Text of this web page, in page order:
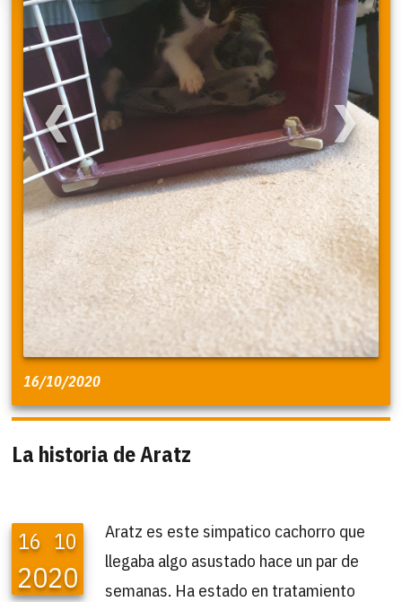
❮ ❯
16/10/2020
La historia de Aratz
16 10
2020
Aratz es este simpatico cachorro que
llegaba algo asustado hace un par de
semanas. Ha estado en tratamiento